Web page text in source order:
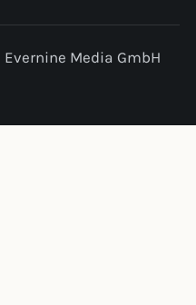
Media GmbH